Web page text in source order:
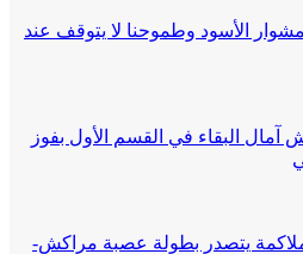
الأسود وطموحنا لا يتوقف عند
آمال البقاء في القسم الأول بفوز
يتصدر بطولة عصبة مراكش-